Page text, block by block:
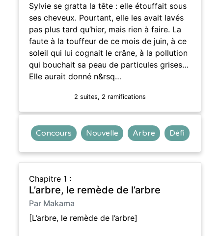
Sylvie se gratta la tête : elle étouffait sous
ses cheveux. Pourtant, elle les avait lavés
pas plus tard qu’hier, mais rien à faire. La
faute à la touffeur de ce mois de juin, à ce
soleil qui lui cognait le crâne, à la pollution
qui bouchait sa peau de particules grises…
Elle aurait donné n&rsq…
2 suites, 2 ramifications
Concours Nouvelle Arbre Défi
Chapitre 1 :
L’arbre, le remède de l’arbre
Par Makama
[L’arbre, le remède de l’arbre]